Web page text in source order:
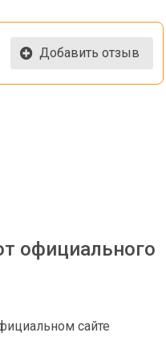
Добавить отзыв
официального
сайте